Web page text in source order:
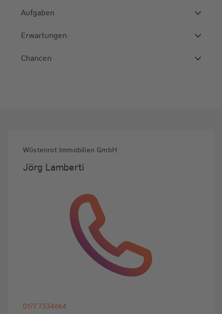
Aufgaben
Erwartungen
Chancen
Wüstenrot Immobilien GmbH
Jörg Lamberti
0177 7334664